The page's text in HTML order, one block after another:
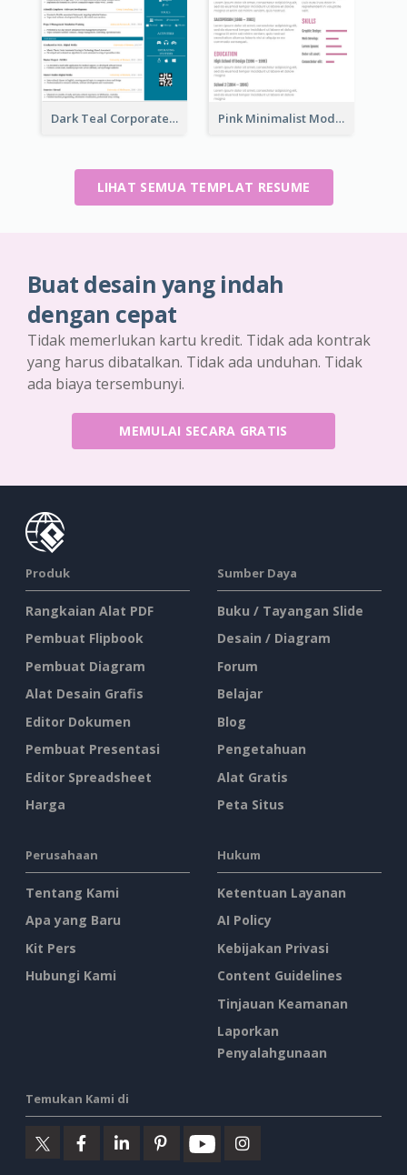
Dark Teal Corporate Resume Pink Minimalist Modern Resume
LIHAT SEMUA TEMPLAT RESUME
Buat desain yang indah
dengan cepat
Tidak memerlukan kartu kredit. Tidak ada kontrak
yang harus dibatalkan. Tidak ada unduhan. Tidak
ada biaya tersembunyi.
MEMULAI SECARA GRATIS
Produk
Rangkaian Alat PDF
Pembuat Flipbook
Pembuat Diagram
Alat Desain Grafis
Editor Dokumen
Pembuat Presentasi
Editor Spreadsheet
Harga
Sumber Daya
Buku / Tayangan Slide
Desain / Diagram
Forum
Belajar
Blog
Pengetahuan
Alat Gratis
Peta Situs
Perusahaan
Tentang Kami
Apa yang Baru
Kit Pers
Hubungi Kami
Hukum
Ketentuan Layanan
AI Policy
Kebijakan Privasi
Content Guidelines
Tinjauan Keamanan
Laporkan
Penyalahgunaan
Temukan Kami di